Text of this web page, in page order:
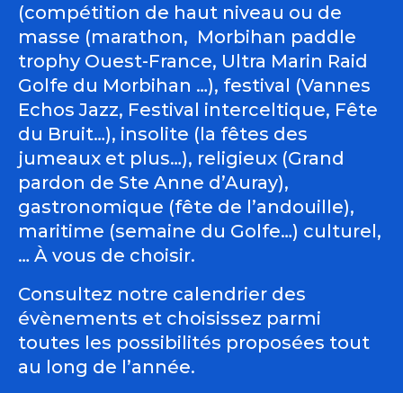
(compétition de haut niveau ou de
masse (marathon, Morbihan paddle
trophy Ouest-France, Ultra Marin Raid
Golfe du Morbihan …), festival (Vannes
Echos Jazz, Festival interceltique, Fête
du Bruit…), insolite (la fêtes des
jumeaux et plus…), religieux (Grand
pardon de Ste Anne d’Auray),
gastronomique (fête de l’andouille),
maritime (semaine du Golfe…) culturel,
… À vous de choisir.
Consultez notre calendrier des
évènements et choisissez parmi
toutes les possibilités proposées tout
au long de l’année.